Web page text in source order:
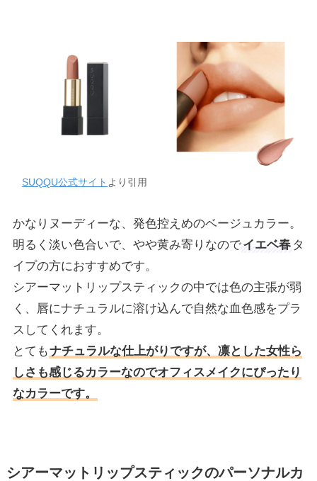
SUQQU公式サイト より引用
かなりヌーディーな、発色控えめのベージュカラー。
明るく淡い色合いで、やや黄み寄りなのでイエベ春 タ
イプの方におすすめです。
シアーマットリップスティックの中では色の主張が弱
く、唇にナチュラルに溶け込んで自然な血色感をプラ
スしてくれます。
とてもナチュラルな仕上がりですが、凛とした女性ら
しさも感じるカラーなのでオフィスメイクにぴったり
なカラーです。
シアーマットリップスティックのパーソナルカ